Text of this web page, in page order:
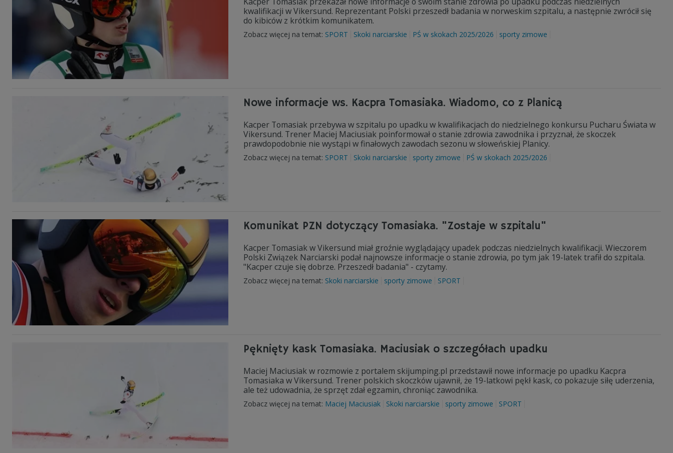
kwalifikacji w Vikersund. Reprezentant Polski przeszedł badania w norweskim szpitalu, a następnie zwrócił się
do kibiców z krótkim komunikatem.
Zobacz więcej na temat: SPORT Skoki narciarskie PŚ w skokach 2025/2026 sporty zimowe
Nowe informacje ws. Kacpra Tomasiaka. Wiadomo, co z Planicą
Kacper Tomasiak przebywa w szpitalu po upadku w kwalifikacjach do niedzielnego konkursu Pucharu Świata w
Vikersund. Trener Maciej Maciusiak poinformował o stanie zdrowia zawodnika i przyznał, że skoczek
prawdopodobnie nie wystąpi w finałowych zawodach sezonu w słoweńskiej Planicy.
Zobacz więcej na temat: SPORT Skoki narciarskie sporty zimowe PŚ w skokach 2025/2026
Komunikat PZN dotyczący Tomasiaka. "Zostaje w szpitalu"
Kacper Tomasiak w Vikersund miał groźnie wyglądający upadek podczas niedzielnych kwalifikacji. Wieczorem
Polski Związek Narciarski podał najnowsze informacje o stanie zdrowia, po tym jak 19-latek trafił do szpitala.
"Kacper czuje się dobrze. Przeszedł badania" - czytamy.
Zobacz więcej na temat: Skoki narciarskie sporty zimowe SPORT
Pęknięty kask Tomasiaka. Maciusiak o szczegółach upadku
Maciej Maciusiak w rozmowie z portalem skijumping.pl przedstawił nowe informacje po upadku Kacpra
Tomasiaka w Vikersund. Trener polskich skoczków ujawnił, że 19-latkowi pękł kask, co pokazuje siłę uderzenia,
ale też udowadnia, że sprzęt zdał egzamin, chroniąc zawodnika.
Zobacz więcej na temat: Maciej Maciusiak Skoki narciarskie sporty zimowe SPORT